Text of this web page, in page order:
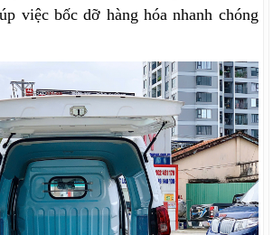
việc bốc dỡ hàng hóa nhanh chóng